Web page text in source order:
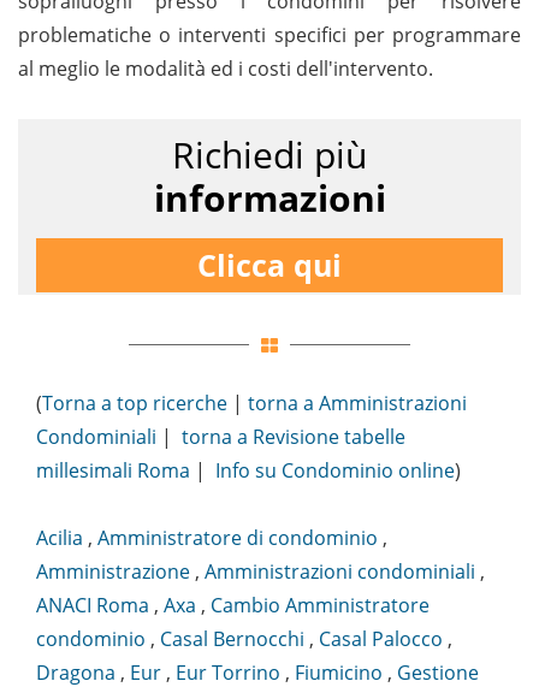
problematiche o interventi specifici per programmare
al meglio le modalità ed i costi dell'intervento.
Richiedi più
informazioni
Clicca qui
(Torna a top ricerche | torna a Amministrazioni
Condominiali | torna a Revisione tabelle
millesimali Roma | Info su Condominio online)
Acilia , Amministratore di condominio ,
Amministrazione , Amministrazioni condominiali ,
ANACI Roma , Axa , Cambio Amministratore
condominio , Casal Bernocchi , Casal Palocco ,
Dragona , Eur , Eur Torrino , Fiumicino , Gestione